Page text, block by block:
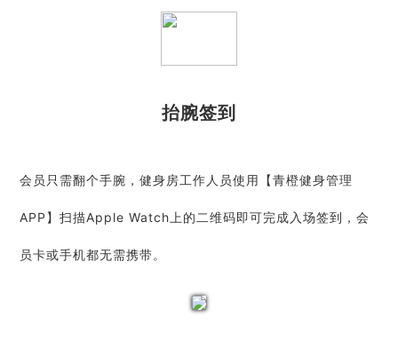
抬腕签到
会员只需翻个手腕，健身房工作人员使用【青橙健身管理
APP】扫描Apple Watch上的二维码即可完成入场签到，会
员卡或手机都无需携带。